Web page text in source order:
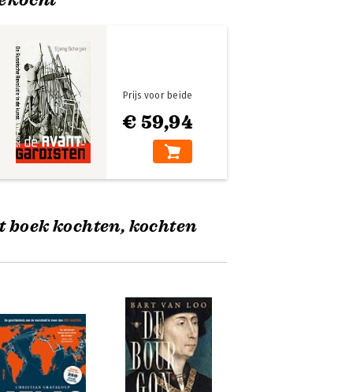
€ 59,94
Prijs voor beide
boek kochten, kochten